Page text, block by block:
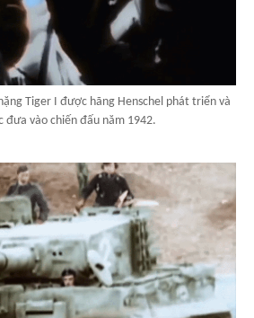
Tiger I được hãng Henschel phát triển và
đưa vào chiến đấu năm 1942.